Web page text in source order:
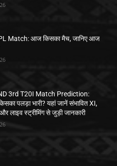
Match: आज किसका मैच, जानिए आज
3rd T20I Match Prediction:
पलड़ा भारी? यहां जानें संभावित XI,
और लाइव स्ट्रीमिंग से जुड़ी जानकारी